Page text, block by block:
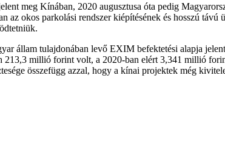
meg Kínában, 2020 augusztusa óta pedig
okos parkolási rendszer kiépítésének és hosszú
állam tulajdonában levő EXIM befektetési alapja
213,3 millió forint volt, a 2020-ban elért 3,341 millió
összefügg azzal, hogy a kínai projektek még